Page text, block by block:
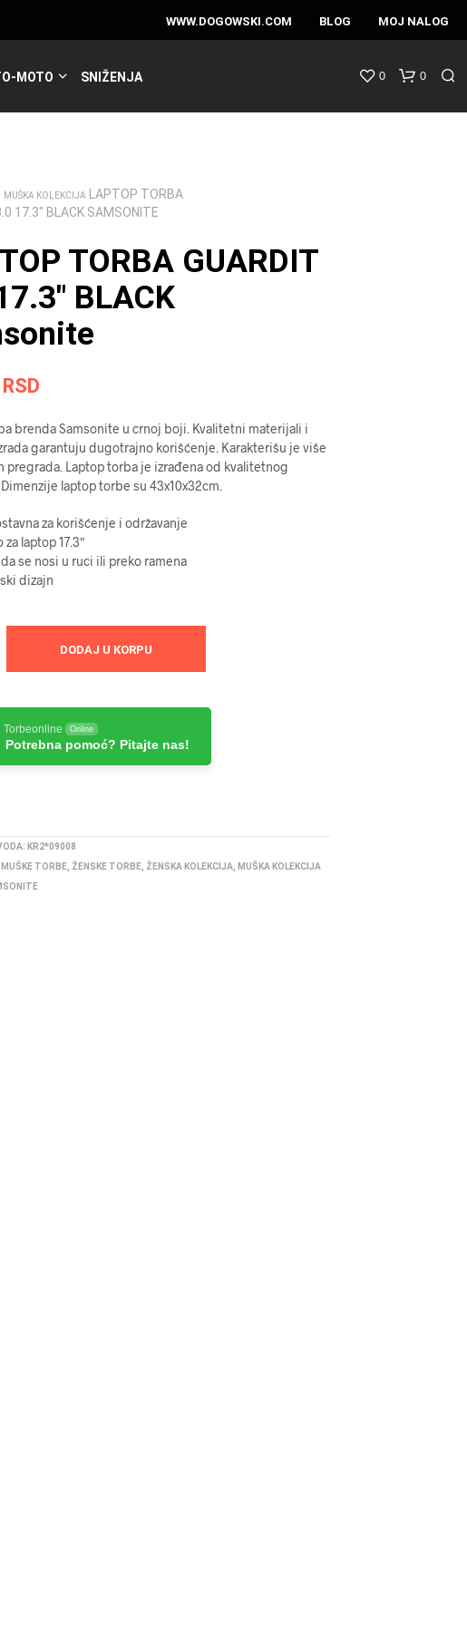
WWW.DOGOWSKI.COM BLOG MOJ NALOG
MOTO SNIŽENJA 0 0
MUŠKA KOLEKCIJA
LAPTOP TORBA
17.3″ BLACK SAMSONITE
TORBA GUARDIT
BLACK
RSD
brenda Samsonite u crnoj boji. Kvalitetni materijali i
garantuju dugotrajno korišćenje. Karakterišu je više
pregrada. Laptop torba je izrađena od kvalitetnog
laptop torbe su 43x10x32cm.
za korišćenje i održavanje
za laptop 17.3″
se nosi u ruci ili preko ramena
dizajn
DODAJ U KORPU
Torbeonline Online
Potrebna pomoć? Pitajte nas!
KR2*09008
MUŠKE TORBE ŽENSKE TORBE ŽENSKA KOLEKCIJA
MUŠKA KOLEKCIJA